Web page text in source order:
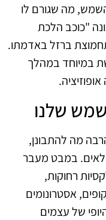
מה שגורם לו
"כוכב הלכת
ברזל באדמתו.
במיוחד במהלך
שלנו
מה להתבונן,
במבט מעבר
רחוקות,
אסטרונומים
של עצמים